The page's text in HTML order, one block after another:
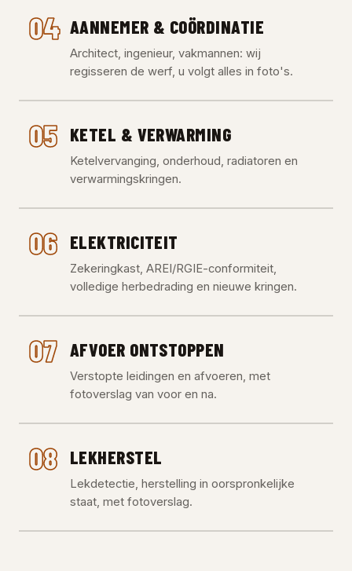
04 AANNEMER & COÖRDINATIE
Architect, ingenieur, vakmannen: wij
regisseren de werf, u volgt alles in foto's.
05 KETEL & VERWARMING
Ketelvervanging, onderhoud, radiatoren en
verwarmingskringen.
06 ELEKTRICITEIT
Zekeringkast, AREI/RGIE-conformiteit,
volledige herbedrading en nieuwe kringen.
07 AFVOER ONTSTOPPEN
Verstopte leidingen en afvoeren, met
fotoverslag van voor en na.
08 LEKHERSTEL
Lekdetectie, herstelling in oorspronkelijke
staat, met fotoverslag.